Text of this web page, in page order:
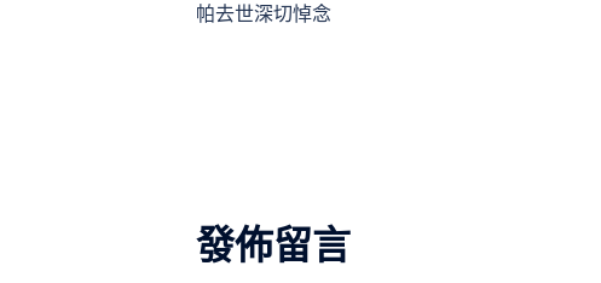
帕去世深切悼念
發佈留言